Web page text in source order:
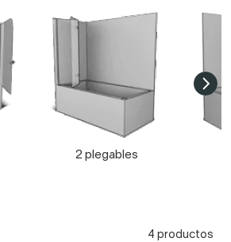
2 plegables
4 productos